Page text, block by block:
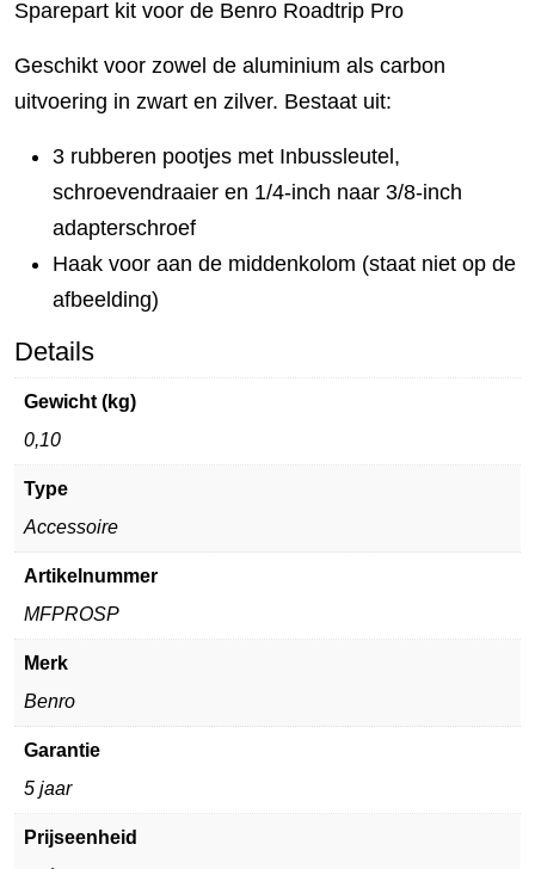
Sparepart kit voor de Benro Roadtrip Pro
Geschikt voor zowel de aluminium als carbon
uitvoering in zwart en zilver. Bestaat uit:
3 rubberen pootjes met Inbussleutel,
schroevendraaier en 1/4-inch naar 3/8-inch
adapterschroef
Haak voor aan de middenkolom (staat niet op de
afbeelding)
Details
Gewicht (kg)
0,10
Type
Accessoire
Artikelnummer
MFPROSP
Merk
Benro
Garantie
5 jaar
Prijseenheid